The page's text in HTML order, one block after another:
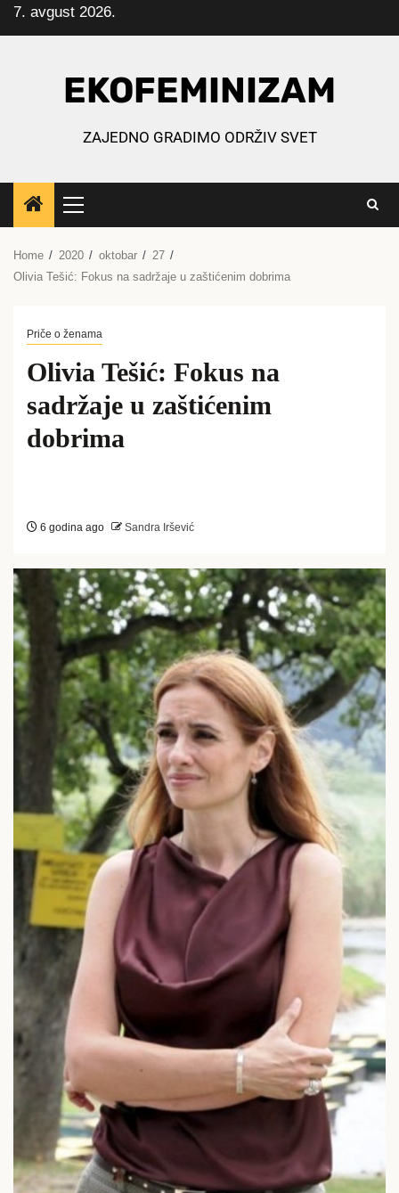
Skip
to
7. avgust 2026.
EKOFEMINIZAM
ZAJEDNO GRADIMO ODRŽIV SVET
Primary
Menu
Home 2020 oktobar
27
Olivia Tešić: Fokus na sadržaje u zaštićenim dobrima
Priče o ženama
Olivia Tešić: Fokus na
sadržaje u zaštićenim
dobrima
6 godina ago Sandra Iršević